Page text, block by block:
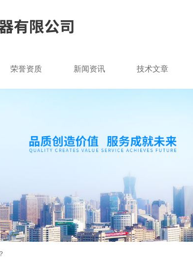
荣誉资质 新闻资讯 技术文章